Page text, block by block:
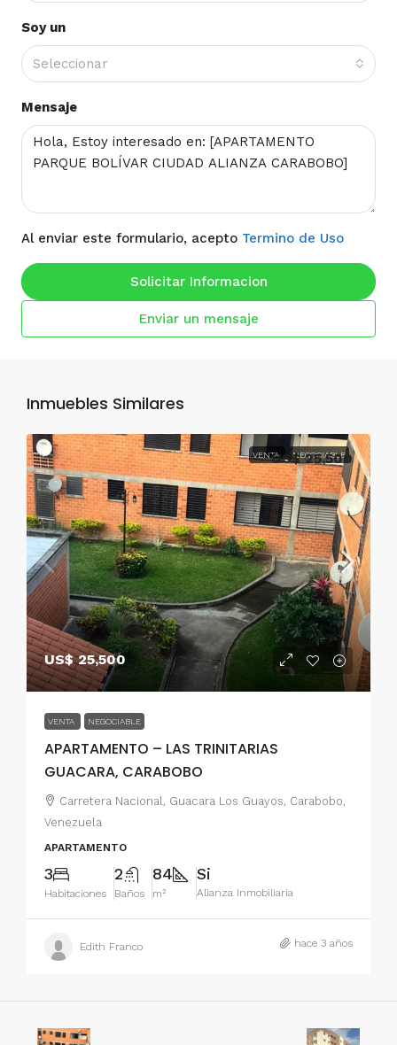
Soy un
Seleccionar
Mensaje
Al enviar este formulario, acepto Termino de Uso
Solicitar Informacion
Enviar un mensaje
Inmuebles Similares
VENTA NEGOCIABLE
US$ 25,500
VENTA NEGOCIABLE
APARTAMENTO – LAS TRINITARIAS
GUACARA, CARABOBO
US$ 25,500
Carretera Nacional, Guacara Los Guayos, Carabobo,
Venezuela
APARTAMENTO
3
Habitaciones
2
Baños
84
m²
Si
Alianza Inmobiliaria
Edith Franco hace 3 años